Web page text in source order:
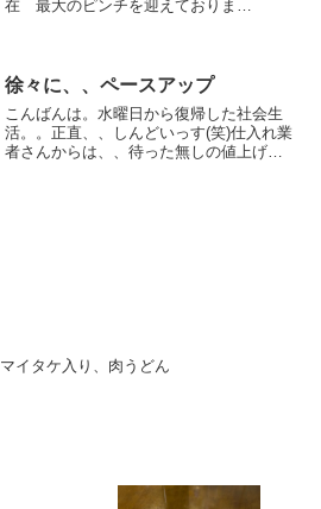
在 最大のピンチを迎えておりま
に収穫を完了させて荷造り...
徐々に、、ペースアップ
こんばんは。水曜日から復帰した社会生
活。。正直、、しんどいっす(笑)仕入れ業
者さんからは、、待った無しの値上げの
マイタケ入り、肉うどん